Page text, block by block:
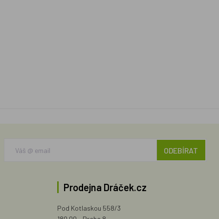
ODEBÍRAT
Prodejna Dráček.cz
Pod Kotlaskou 558/3